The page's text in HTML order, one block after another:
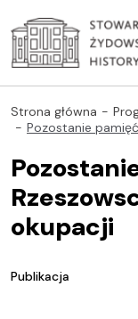
Strona główna
Pozostanie
okupacji
Publikacja